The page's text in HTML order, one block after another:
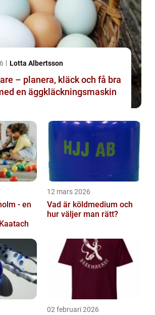
Lotta Albertsson
– planera, kläck och få bra
en äggkläckningsmaskin
- en
12 mars 2026
Vad är köldmedium och
hur väljer man rätt?
02 februari 2026